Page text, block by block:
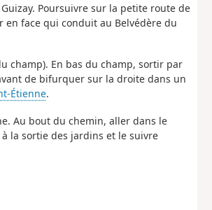
Poursuivre sur la petite route de
face qui conduit au Belvédère du
champ). En bas du champ, sortir par
de bifurquer sur la droite dans un
Étienne.
Au bout du chemin, aller dans le
la sortie des jardins et le suivre